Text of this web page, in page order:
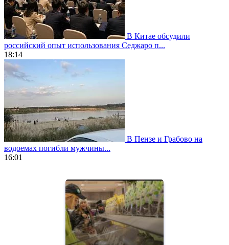
В Китае обсудили
российский опыт использования Седжаро п...
18:14
В Пензе и Грабово на
водоемах погибли мужчины...
16:01